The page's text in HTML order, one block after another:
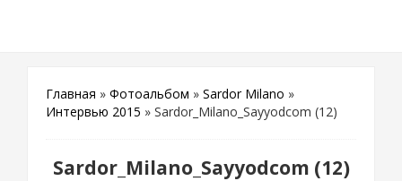
Главная » Фотоальбом » Sardor Milano »
Интервью 2015 » Sardor_Milano_Sayyodcom (12)
Sardor_Milano_Sayyodcom (12)